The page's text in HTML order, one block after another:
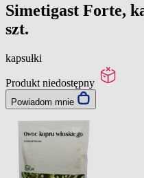
Simetigast Forte,
szt.
kapsułki
Produkt niedostępny
Powiadom mnie